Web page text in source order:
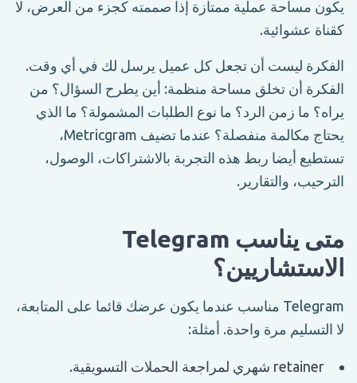
يكون مساحة عملية ممتازة إذا صممته كجزء من العرض، لا
كقناة عشوائية.
الفكرة ليست أن تجعل كل عميل يرسل لك في أي وقت.
الفكرة أن تخلق مساحة منظمة: أين يطرح السؤال؟ من
يراه؟ ما زمن الرد؟ ما نوع الطلبات المشمولة؟ ما الذي
يحتاج مكالمة منفصلة؟ عندما تضيف Metricgram،
تستطيع أيضا ربط هذه التجربة بالاشتراكات، الوصول،
الترحيب، والتقارير.
متى يناسب Telegram
الاستشاريين؟
Telegram مناسب عندما يكون عرضك قائما على المتابعة،
لا التسليم مرة واحدة. أمثلة:
retainer شهري لمراجعة الحملات التسويقية.